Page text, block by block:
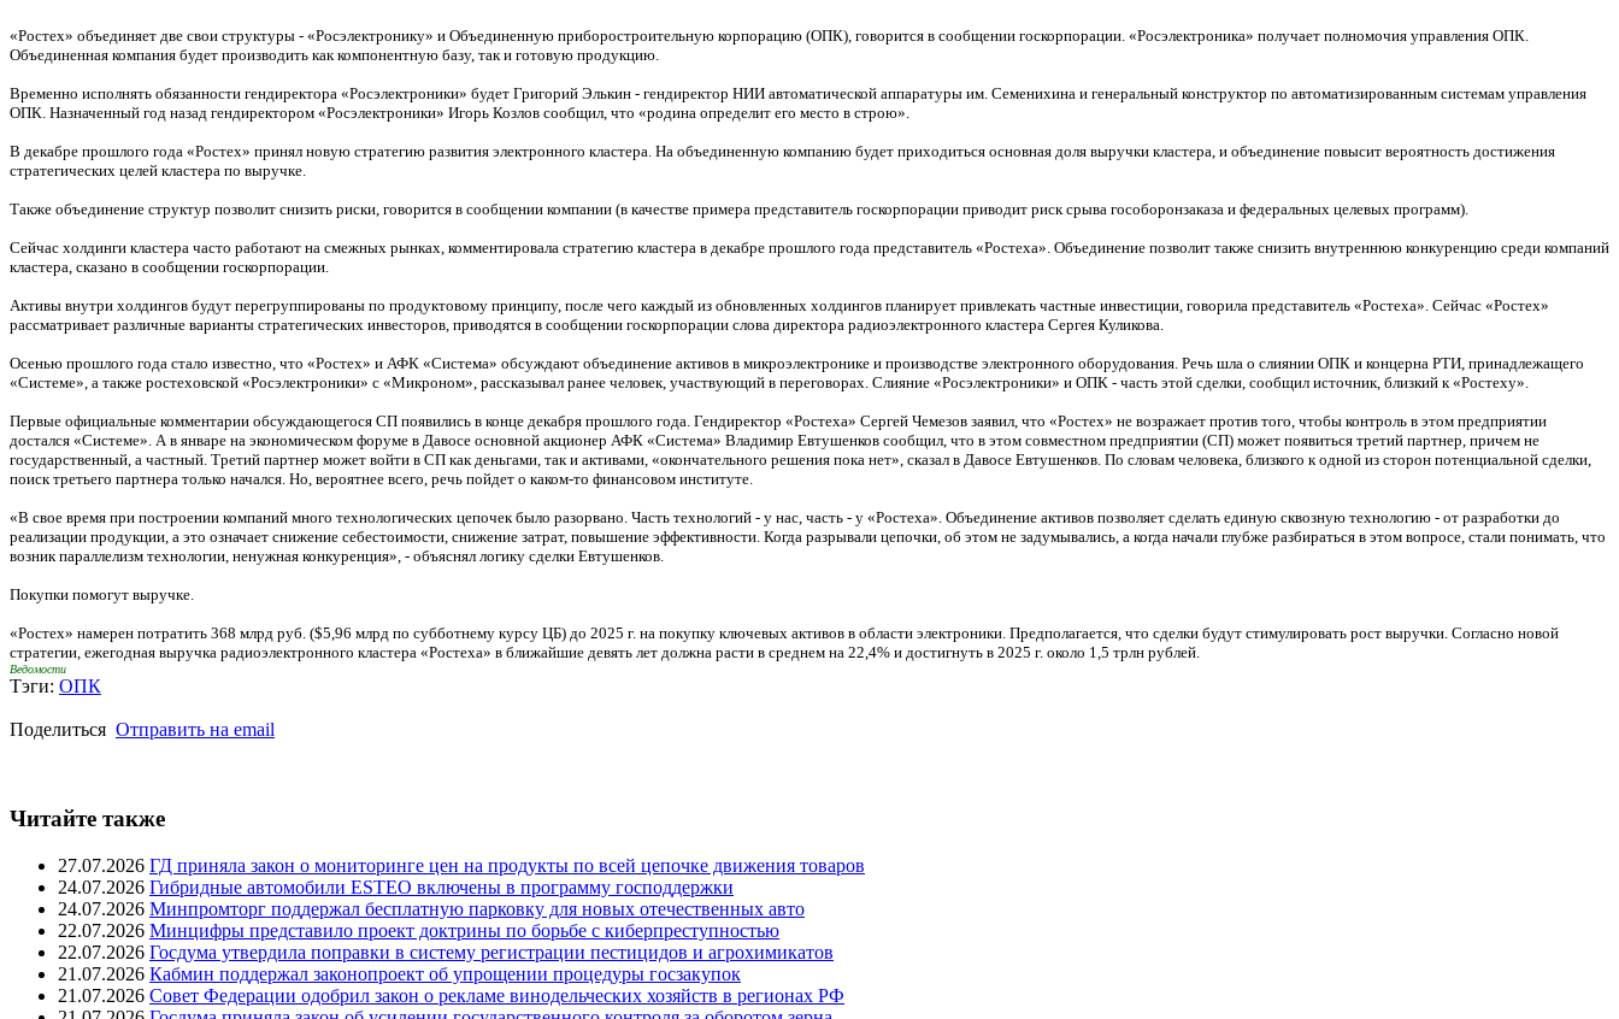
«Ростех» объединяет две свои структуры - «Росэлектронику» и Объединенную приборостроительную корпорацию (ОПК), говорится в сообщении госкорпорации. «Росэлектроника» получает полномочия управления ОПК.
Объединенная компания будет производить как компонентную базу, так и готовую продукцию.
Временно исполнять обязанности гендиректора «Росэлектроники» будет Григорий Элькин - гендиректор НИИ автоматической аппаратуры им. Семенихина и генеральный конструктор по автоматизированным системам управления
ОПК. Назначенный год назад гендиректором «Росэлектроники» Игорь Козлов сообщил, что «родина определит его место в строю».
В декабре прошлого года «Ростех» принял новую стратегию развития электронного кластера. На объединенную компанию будет приходиться основная доля выручки кластера, и объединение повысит вероятность достижения
стратегических целей кластера по выручке.
Также объединение структур позволит снизить риски, говорится в сообщении компании (в качестве примера представитель госкорпорации приводит риск срыва гособоронзаказа и федеральных целевых программ).
Сейчас холдинги кластера часто работают на смежных рынках, комментировала стратегию кластера в декабре прошлого года представитель «Ростеха». Объединение позволит также снизить внутреннюю конкуренцию среди компаний
кластера, сказано в сообщении госкорпорации.
Активы внутри холдингов будут перегруппированы по продуктовому принципу, после чего каждый из обновленных холдингов планирует привлекать частные инвестиции, говорила представитель «Ростеха». Сейчас «Ростех»
рассматривает различные варианты стратегических инвесторов, приводятся в сообщении госкорпорации слова директора радиоэлектронного кластера Сергея Куликова.
Осенью прошлого года стало известно, что «Ростех» и АФК «Система» обсуждают объединение активов в микроэлектронике и производстве электронного оборудования. Речь шла о слиянии ОПК и концерна РТИ, принадлежащего
«Системе», а также ростеховской «Росэлектроники» с «Микроном», рассказывал ранее человек, участвующий в переговорах. Слияние «Росэлектроники» и ОПК - часть этой сделки, сообщил источник, близкий к «Ростеху».
Первые официальные комментарии обсуждающегося СП появились в конце декабря прошлого года. Гендиректор «Ростеха» Сергей Чемезов заявил, что «Ростех» не возражает против того, чтобы контроль в этом предприятии
достался «Системе». А в январе на экономическом форуме в Давосе основной акционер АФК «Система» Владимир Евтушенков сообщил, что в этом совместном предприятии (СП) может появиться третий партнер, причем не
государственный, а частный. Третий партнер может войти в СП как деньгами, так и активами, «окончательного решения пока нет», сказал в Давосе Евтушенков. По словам человека, близкого к одной из сторон потенциальной сделки,
поиск третьего партнера только начался. Но, вероятнее всего, речь пойдет о каком-то финансовом институте.
«В свое время при построении компаний много технологических цепочек было разорвано. Часть технологий - у нас, часть - у «Ростеха». Объединение активов позволяет сделать единую сквозную технологию - от разработки до
реализации продукции, а это означает снижение себестоимости, снижение затрат, повышение эффективности. Когда разрывали цепочки, об этом не задумывались, а когда начали глубже разбираться в этом вопросе, стали понимать, что
возник параллелизм технологии, ненужная конкуренция», - объяснял логику сделки Евтушенков.
Покупки помогут выручке.
«Ростех» намерен потратить 368 млрд руб. ($5,96 млрд по субботнему курсу ЦБ) до 2025 г. на покупку ключевых активов в области электроники. Предполагается, что сделки будут стимулировать рост выручки. Согласно новой
стратегии, ежегодная выручка радиоэлектронного кластера «Ростеха» в ближайшие девять лет должна расти в среднем на 22,4% и достигнуть в 2025 г. около 1,5 трлн рублей.
Ведомости
Тэги: ОПК
Поделиться Отправить на email
Читайте также
27.07.2026 ГД приняла закон о мониторинге цен на продукты по всей цепочке движения товаров
24.07.2026 Гибридные автомобили ESTEO включены в программу господдержки
24.07.2026 Минпромторг поддержал бесплатную парковку для новых отечественных авто
22.07.2026 Минцифры представило проект доктрины по борьбе с киберпреступностью
22.07.2026 Госдума утвердила поправки в систему регистрации пестицидов и агрохимикатов
21.07.2026 Кабмин поддержал законопроект об упрощении процедуры госзакупок
21.07.2026 Совет Федерации одобрил закон о рекламе винодельческих хозяйств в регионах РФ